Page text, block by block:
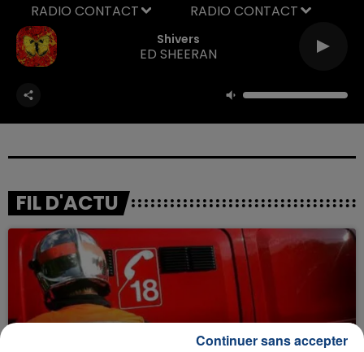
Shivers
ED SHEERAN
RADIO CONTACT
FIL D'ACTU
Continuer sans accepter